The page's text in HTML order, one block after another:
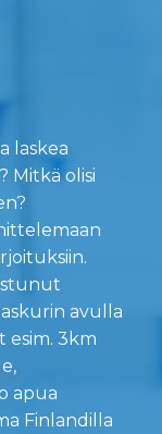
laskea
Mitkä olisi
avulla
esim. 3km
apua
Finlandilla